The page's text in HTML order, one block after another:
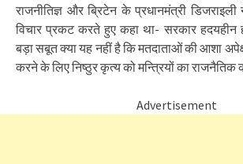
राजनीतिज्ञ और ब्रिटेन के प्रधानमंत्री
विचार प्रकट करते हुए कहा था- सरकार
बड़ा सबूत क्या यह नहीं है कि मतदाताओं की आशा
करने के लिए निष्ठुर कृत्य को मन्त्रियों का राजनैतिक
Advertisement